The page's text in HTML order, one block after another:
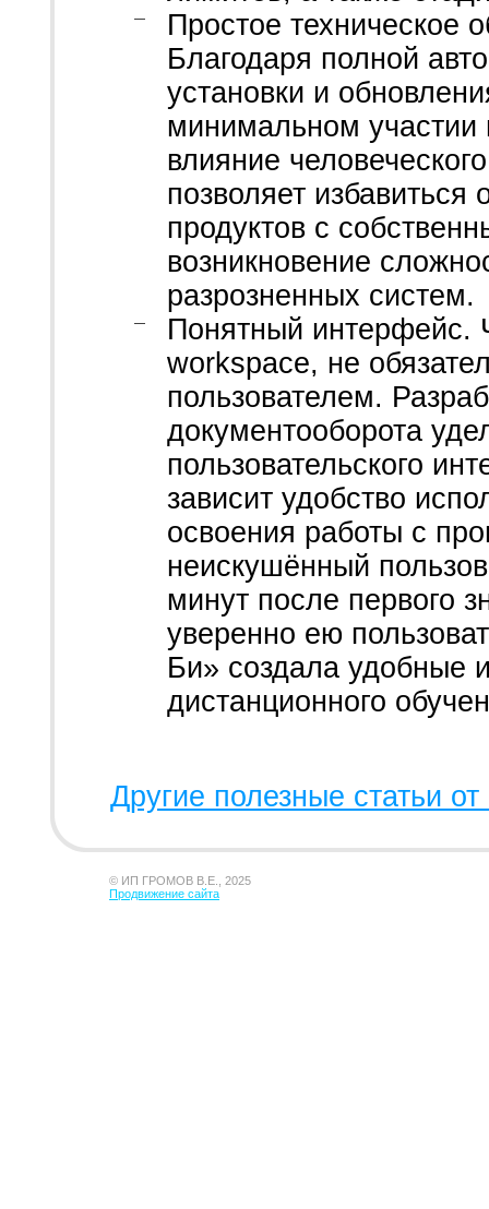
Простое техническое
Благодаря полной
установки и
минимальном участии
влияние
позволяет
продуктов с
возникновение
разрозненных систем.
Понятный интерфейс.
workspace, не
пользователем.
документооборота
пользовательского
зависит удобство
освоения работы с
неискушённый
минут после первого
уверенно ею
Би» создала удобные
дистанционного
Другие полезные статьи
© ИП ГРОМОВ В.Е., 2025
Продвижение сайта